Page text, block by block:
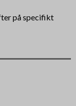
på specifikt